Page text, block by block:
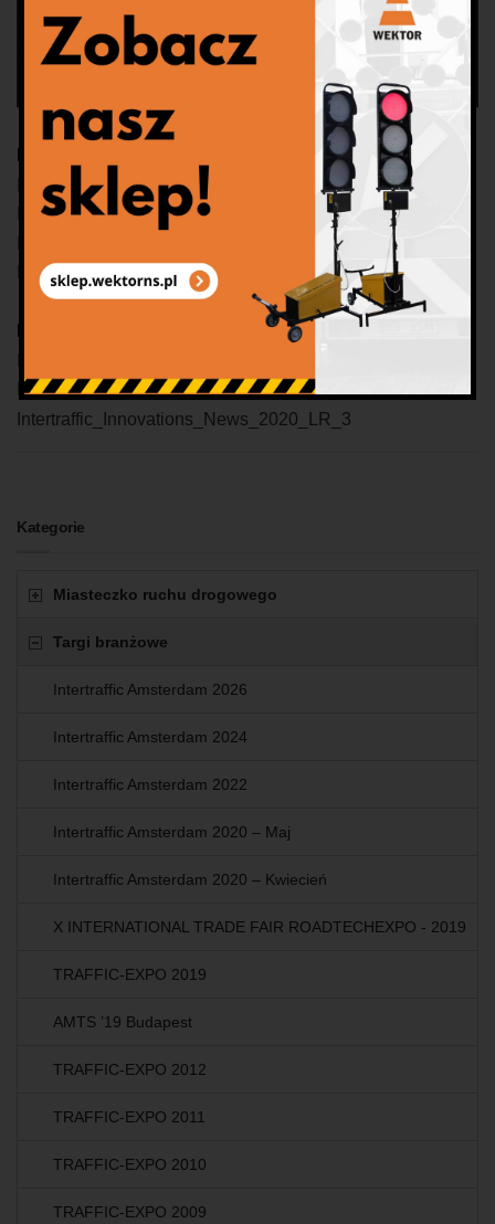
Innovations_Guide_2020_new_1
Innovations_Guide_2020_new_20
Intertraffic_Innovations_Guide_2020
Intertraffic_Innovations_News_2020_LR_1
Intertraffic_Innovations_News_2020_LR_3
Kategorie
Miasteczko ruchu drogowego
Targi branżowe
Intertraffic Amsterdam 2026
Intertraffic Amsterdam 2024
Intertraffic Amsterdam 2022
Intertraffic Amsterdam 2020 – Maj
Intertraffic Amsterdam 2020 – Kwiecień
X INTERNATIONAL TRADE FAIR ROADTECHEXPO ‑ 2019
TRAFFIC-EXPO 2019
AMTS ’19 Budapest
TRAFFIC-EXPO 2012
TRAFFIC-EXPO 2011
TRAFFIC-EXPO 2010
TRAFFIC-EXPO 2009